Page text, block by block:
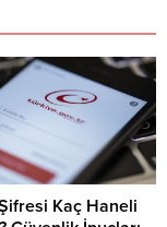
Kaç Haneli